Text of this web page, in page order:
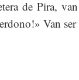
de Pira,
Van